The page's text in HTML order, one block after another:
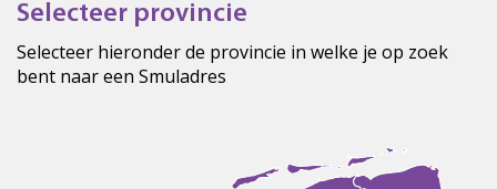
Selecteer provincie
Selecteer hieronder de provincie in welke je op zoek
bent naar een Smuladres